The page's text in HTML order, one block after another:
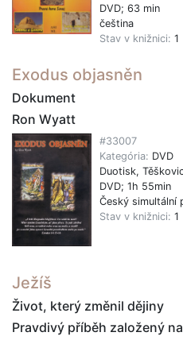
DVD; 63 min
čeština
Stav v knižnici: 1
Exodus objasněn
Dokument
Ron Wyatt
#33007
Kategória: DVD
Duotisk,
DVD; 1h 55min
Český simultální
Stav v knižnici: 1
Ježíš
Život, který změnil dějiny
Pravdivý příběh založený